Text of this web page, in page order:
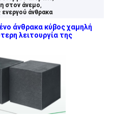
στον άνεμο,
ενεργού άνθρακα
άνθρακα κύβος χαμηλή
λειτουργία της